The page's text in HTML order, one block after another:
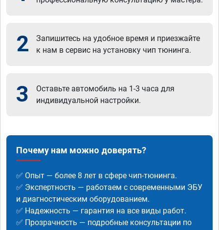
2
Запишитесь на удобное время и приезжайте
к нам в сервис на установку чип тюнинга.
3
Оставьте автомобиль на 1-3 часа для
индивидуальной настройки.
Почему нам можно доверять?
✅ Опыт — более 8 лет в сфере чип-тюнинга.
✅ Экспертность — работаем с современными ЭБУ
и диагностическим оборудованием.
✅ Надежность — гарантия на все виды работ.
✅ Прозрачность — подробные консультации по